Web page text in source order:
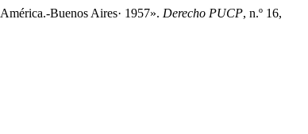
Buenos Aires· 1957». Derecho PUCP, n.º 16,